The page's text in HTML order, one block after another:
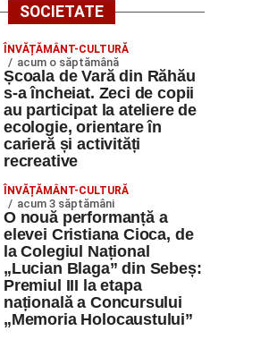
SOCIETATE
ÎNVĂȚĂMÂNT-CULTURĂ
acum o săptămână
Școala de Vară din Răhău
s-a încheiat. Zeci de copii
au participat la ateliere de
ecologie, orientare în
carieră și activități
recreative
ÎNVĂȚĂMÂNT-CULTURĂ
acum 3 săptămâni
O nouă performanță a
elevei Cristiana Cioca, de
la Colegiul Național
„Lucian Blaga” din Sebeș:
Premiul III la etapa
națională a Concursului
„Memoria Holocaustului”